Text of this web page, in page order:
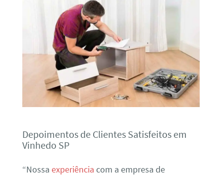
Depoimentos de Clientes Satisfeitos em
Vinhedo SP
“Nossa experiência com a empresa de